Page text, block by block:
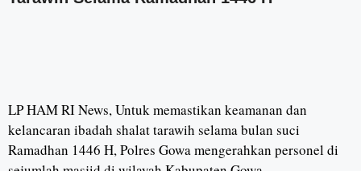
LP HAM RI News, Untuk memastikan keamanan dan
kelancaran ibadah shalat tarawih selama bulan suci
Ramadhan 1446 H, Polres Gowa mengerahkan personel di